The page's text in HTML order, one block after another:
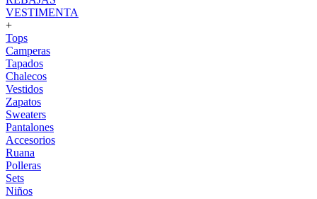
VESTIMENTA
+
Tops
Camperas
Tapados
Chalecos
Vestidos
Zapatos
Sweaters
Pantalones
Accesorios
Ruana
Polleras
Sets
Niños